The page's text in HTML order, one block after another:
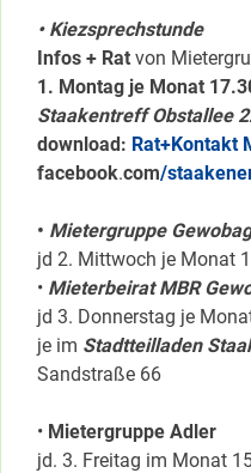
• Kiezsprechstunde
Infos + Rat von
1. Montag je Monat
Staakentreff Obstallee
download: Rat+Kontakt
facebook.com/
• Mietergruppe Gewobag
jd 2. Mittwoch je Monat
• Mieterbeirat MBR
jd 3. Donnerstag je
je im Stadtteilladen
Sandstraße 66
• Mietergruppe Adler
jd. 3. Freitag im Monat